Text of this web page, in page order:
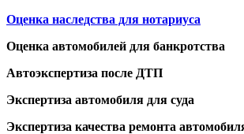
Оценка наследства для нотариуса
Оценка автомобилей для банкротства
Автоэкспертиза после ДТП
Экспертиза автомобиля для суда
Экспертиза качества ремонта